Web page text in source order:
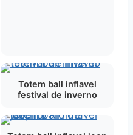
Totem ball inflavel
festival de inverno